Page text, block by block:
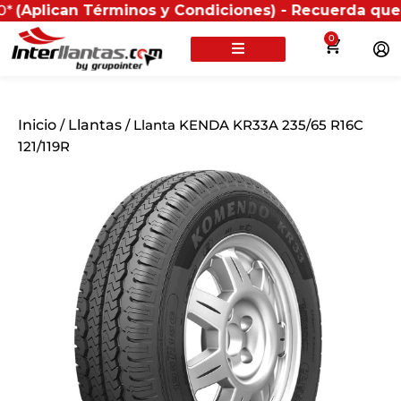
Términos y Condiciones) - Recuerda que si
0
Inicio / Llantas / Llanta KENDA KR33A 235/65 R16C
121/119R